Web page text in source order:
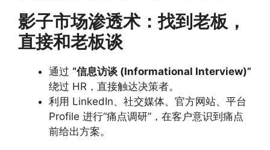
影子市场渗透术：找到老板，
直接和老板谈
通过 “信息访谈 (Informational Interview)”
绕过 HR，直接触达决策者。
利用 LinkedIn、社交媒体、官方网站、平台
Profile 进行“痛点调研”，在客户意识到痛点
前给出方案。